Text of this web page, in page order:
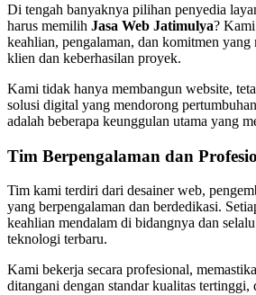
Di tengah banyaknya pilihan penyedia
harus memilih Jasa Web Jatimulya?
keahlian, pengalaman, dan komitmen yang
klien dan keberhasilan proyek.
Kami tidak hanya membangun website,
solusi digital yang mendorong
adalah beberapa keunggulan utama yang
Tim Berpengalaman dan
Tim kami terdiri dari desainer web,
yang berpengalaman dan berdedikasi.
keahlian mendalam di bidangnya dan
teknologi terbaru.
Kami bekerja secara profesional,
ditangani dengan standar kualitas tertinggi,